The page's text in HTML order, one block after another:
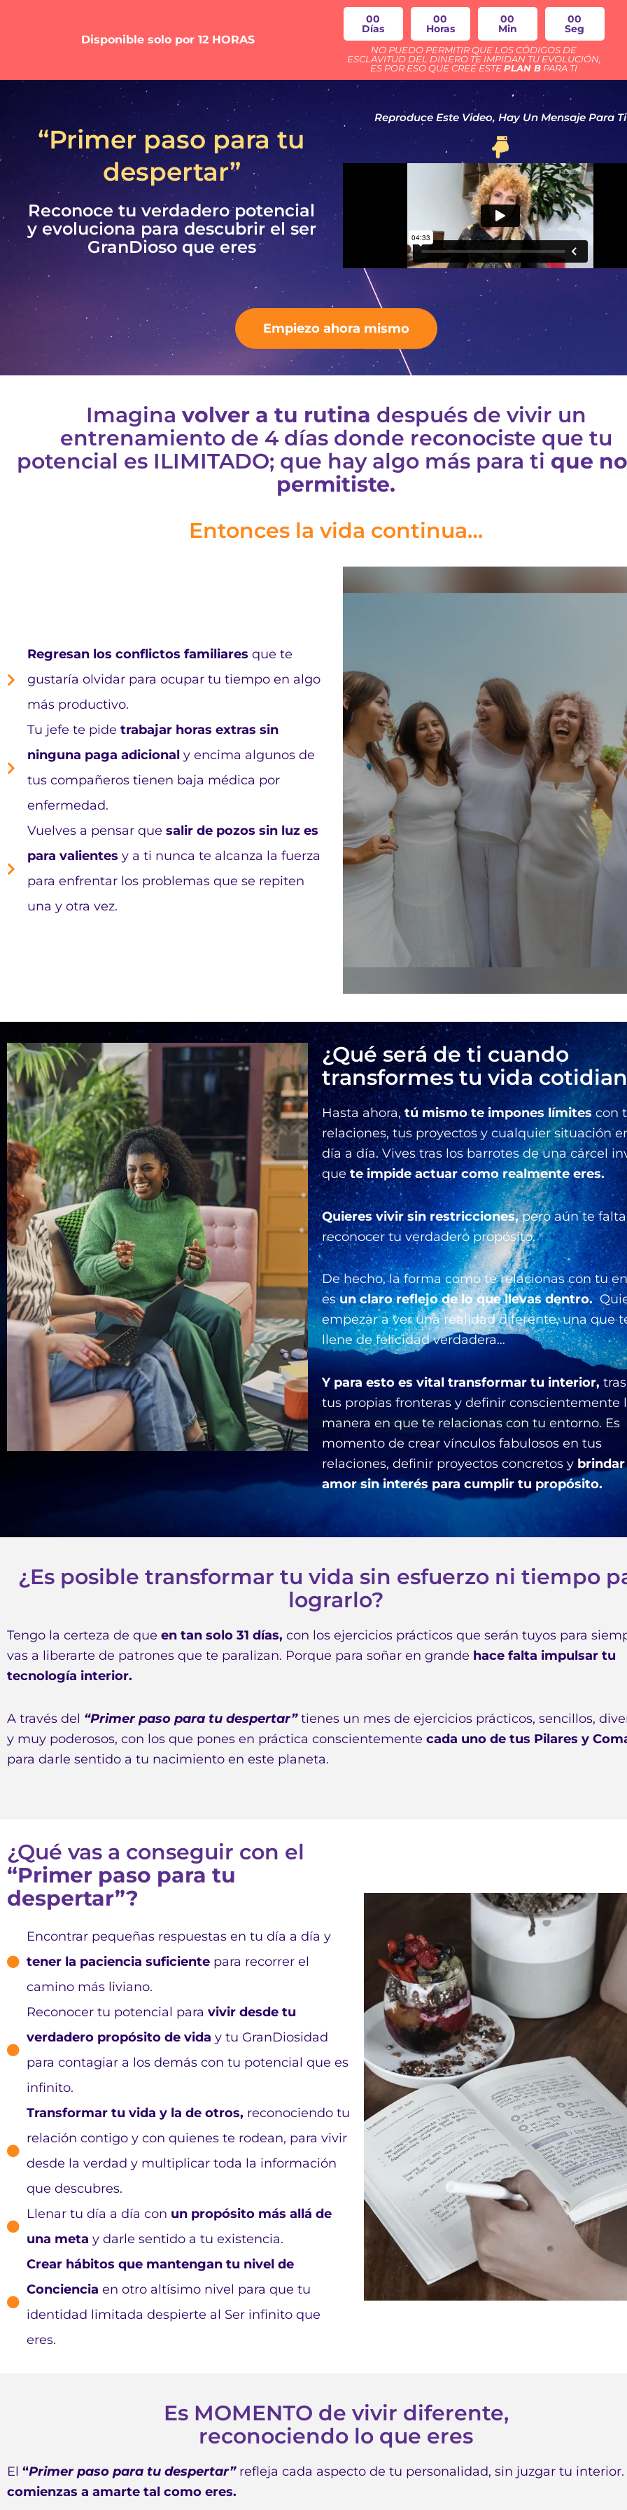
Disponible solo por 12 HORAS
00
Días
00
Horas
00
Min
00
Seg
NO PUEDO PERMITIR QUE LOS CÓDIGOS DE
ESCLAVITUD DEL DINERO TE IMPIDAN TU EVOLUCIÓN,
ES POR ESO QUE CREÉ ESTEPLAN B PARA TI
“Primer paso para tu
despertar”
Reconoce tu verdadero potencial
y evoluciona para descubrir el ser
GranDioso que eres
Reproduce Este Video, Hay Un Mensaje Para Ti
Empiezo ahora mismo
Imagina volver a tu rutina después de vivir un
entrenamiento de 4 días donde reconociste que tu
potencial es ILIMITADO; que hay algo más para ti que
permitiste.
Entonces la vida continua…
Regresan los conflictos familiares que te
gustaría olvidar para ocupar tu tiempo en algo
más productivo.
Tu jefe te pide trabajar horas extras sin
ninguna paga adicional y encima algunos de
tus compañeros tienen baja médica por
enfermedad.
Vuelves a pensar que salir de pozos sin luz es
para valientes y a ti nunca te alcanza la fuerza
para enfrentar los problemas que se repiten
una y otra vez.
¿Qué será de ti cuando
transformes tu vida
Hasta ahora,tú mismo te impones límitescon
relaciones, tus proyectos y cualquier situación
día a día. Vives tras los barrotes de una cárcel
quete impide actuar como realmente eres.
Quieres vivir sin restricciones,pero aún te falta
reconocer tu verdadero propósito.
De hecho, la forma como te relacionas con tu
esun claro reflejo de lo que llevas dentro.
empezar a ver una realidad diferente, una que
llene de felicidad verdadera…
Y para esto es vital transformar tu interior,
tus propias fronteras y definir conscientemente
manera en que te relacionas con tu entorno. Es
momento de crear vínculos fabulosos en tus
relaciones, definir proyectos concretos y
amor sin interés para cumplir tu propósito.
¿Es posible transformar tu vida sin esfuerzo ni tiempo
lograrlo?
Tengo la certeza de que en tan solo 31 días, con los ejercicios prácticos que serán tuyos para
vas a liberarte de patrones que te paralizan. Porque para soñar en grande hace falta impulsar tu
tecnología interior.
A través del “Primer paso para tu despertar” tienes un mes de ejercicios prácticos, sencillos,
y muy poderosos, con los que pones en práctica conscientemente cada uno de tus Pilares y
para darle sentido a tu nacimiento en este planeta.
¿Qué vas a conseguir con el
“Primer paso para tu
despertar”?
Encontrar pequeñas respuestas en tu día a día y
tener la paciencia suficiente para recorrer el
camino más liviano.
Reconocer tu potencial para vivir desde tu
verdadero propósito de vida y tu GranDiosidad
para contagiar a los demás con tu potencial que es
infinito.
Transformar tu vida y la de otros, reconociendo tu
relación contigo y con quienes te rodean, para vivir
desde la verdad y multiplicar toda la información
que descubres.
Llenar tu día a día con un propósito más allá de
una meta y darle sentido a tu existencia.
Crear hábitos que mantengan tu nivel de
Conciencia en otro altísimo nivel para que tu
identidad limitada despierte al Ser infinito que
eres.
Es MOMENTO de vivir diferente,
reconociendo lo que eres
El “Primer paso para tu despertar” refleja cada aspecto de tu personalidad, sin juzgar tu interior.
comienzas a amarte tal como eres.